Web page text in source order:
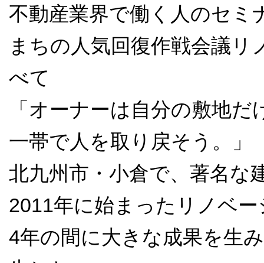
不動産業界で働く人のセミ
まちの人気回復作戦会議
べて
「オーナーは自分の敷地
一帯で人を取り戻そう。」
北九州市・小倉で、著名な
2011年に始まったリノベ
4年の間に大きな成果を生